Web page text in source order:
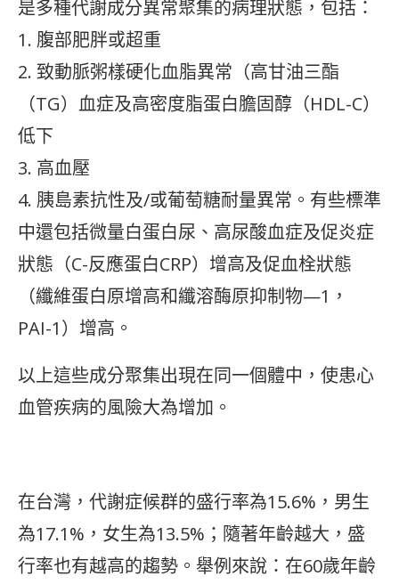
是多種代謝成分異常聚集的病理狀態，包括：
1. 腹部肥胖或超重
2. 致動脈粥樣硬化血脂異常（高甘油三酯
（TG）血症及高密度脂蛋白膽固醇（HDL-C）
低下
3. 高血壓
4. 胰島素抗性及/或葡萄糖耐量異常。有些標準
中還包括微量白蛋白尿、高尿酸血症及促炎症
狀態（C-反應蛋白CRP）增高及促血栓狀態
（纖維蛋白原增高和纖溶酶原抑制物—1，
PAI-1）增高。
以上這些成分聚集出現在同一個體中，使患心
血管疾病的風險大為增加。
在台灣，代謝症候群的盛行率為15.6%，男生
為17.1%，女生為13.5%；隨著年齡越大，盛
行率也有越高的趨勢。舉例來說：在60歲年齡